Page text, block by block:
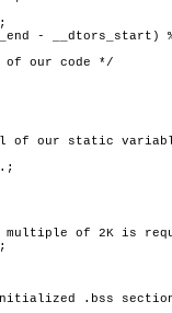
- __dtors_start)
of our code */
of our static
multiple of 2K is
.bss